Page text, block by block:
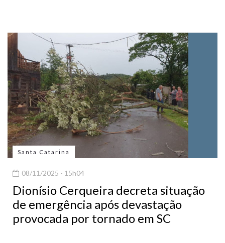
Santa Catarina
08/11/2025 - 15h04
Dionísio Cerqueira decreta situação
de emergência após devastação
provocada por tornado em SC